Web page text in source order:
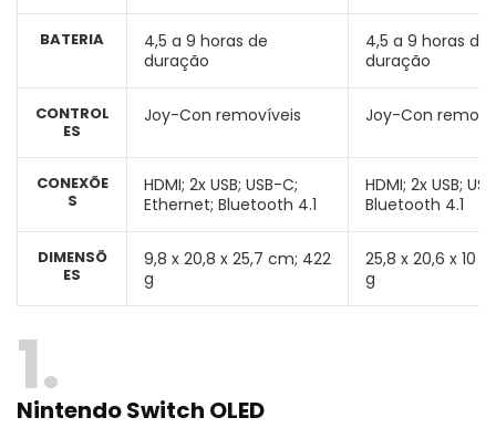
BATERIA
CONTROL
ES
CONEXÕE
S
DIMENSÕ
ES
4,5 a 9 horas de
duração
Joy-Con removíveis
HDMI; 2x USB; USB-C;
Ethernet; Bluetooth 4.1
9,8 x 20,8 x 25,7 cm; 422
g
4,5 a 9 horas de
duração
Joy-Con
HDMI; 2x USB;
Bluetooth 4.1
25,8 x 20,6 x 10
g
1
Nintendo Switch OLED